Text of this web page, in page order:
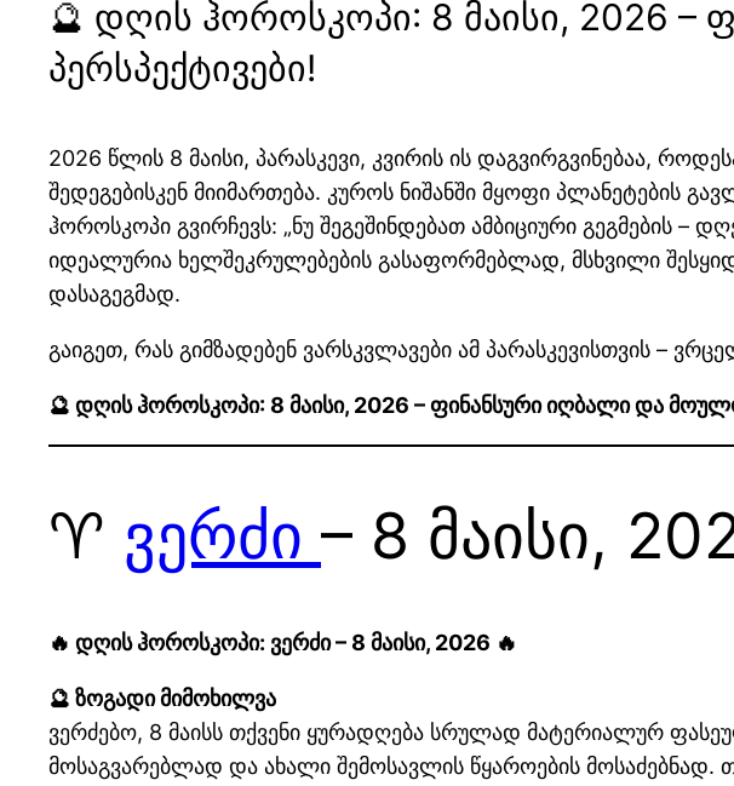
🔮 დღის ჰოროსკოპი: 8 მაისი, 2026
პერსპექტივები!
2026 წლის 8 მაისი, პარასკევი, კვირის ის დაგვირგვინებაა,
შედეგებისკენ მიიმართება. კუროს ნიშანში მყოფი პლანეტების
ჰოროსკოპი გვირჩევს: „ნუ შეგეშინდებათ ამბიციური გეგმების
იდეალურია ხელშეკრულებების გასაფორმებლად, მსხვილი
დასაგეგმად.
გაიგეთ, რას გიმზადებენ ვარსკვლავები ამ პარასკევისთვის –
🔮 დღის ჰოროსკოპი: 8 მაისი, 2026 – ფინანსური იღბალი და
♈ ვერძი – 8 მაისი,
🔥 დღის ჰოროსკოპი: ვერძი – 8 მაისი, 2026 🔥
🔮 ზოგადი მიმოხილვა
ვერძებო, 8 მაისს თქვენი ყურადღება სრულად მატერიალურ
მოსაგვარებლად და ახალი შემოსავლის წყაროების მოსაძებნად.